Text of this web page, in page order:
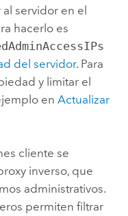
servidor en el
hacerlo es
del servidor. Para
y limitar el
en Actualizar
cliente se
inverso, que
administrativos.
permiten filtrar